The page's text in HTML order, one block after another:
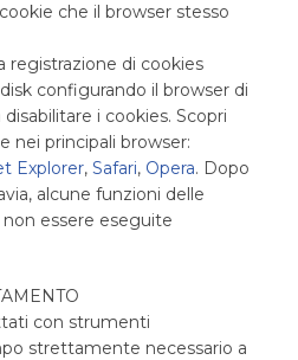
che il browser stesso
registrazione di cookies
configurando il browser di
i cookies. Scopri
nei principali browser:
Explorer, Safari, Opera. Dopo
alcune funzioni delle
essere eseguite
con strumenti
strettamente necessario a